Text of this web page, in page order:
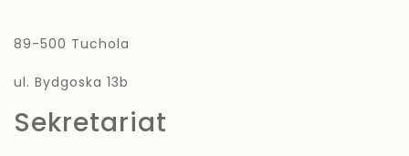
89-500 Tuchola
ul. Bydgoska 13b
Sekretariat